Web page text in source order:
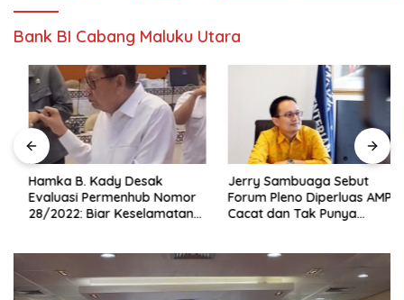
Bank BI Cabang Maluku Utara
Hamka B. Kady Desak
Evaluasi Permenhub Nomor
28/2022: Biar Keselamatan
Jerry Sambuaga Sebut
Forum Pleno Diperluas AMPI
Cacat dan Tak Punya